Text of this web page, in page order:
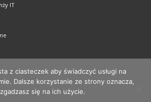
IT
z ciasteczek aby świadczyć usługi na
Dalsze korzystanie ze strony oznacza,
się na ich użycie.